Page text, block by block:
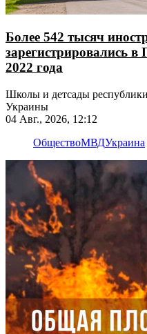
Более 542 тысяч
зарегистрировались в
2022 года
Школы и детсады
Украины
04 Авг., 2026, 12:12
ОбществоМВДУкраина